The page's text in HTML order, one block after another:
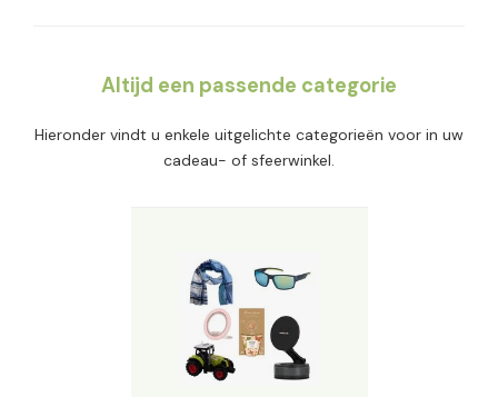
Altijd een passende categorie
Hieronder vindt u enkele uitgelichte categorieën voor in uw
cadeau- of sfeerwinkel.